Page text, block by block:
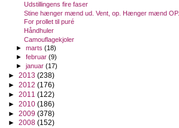
Udstillingens fire faser
Stine hænger mænd ud. Vent, op. Hænger mænd OP.
For prollet til puré
Håndhuler
Camouflagekjoler
►marts(18)
►februar(9)
►januar(17)
► 2013 (238)
► 2012 (176)
► 2011 (122)
► 2010 (186)
► 2009 (378)
► 2008 (152)